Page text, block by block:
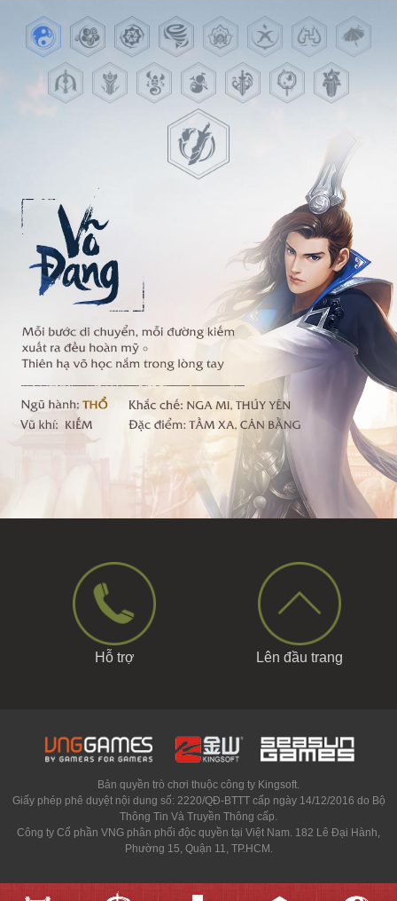
Hỗ trợ Lên đầu trang
Bản quyền trò chơi thuộc công ty Kingsoft.
Giấy phép phê duyệt nội dung số: 2220/QĐ-BTTT cấp ngày 14/12/2016 do Bộ
Thông Tin Và Truyền Thông cấp.
Công ty Cổ phần VNG phân phối độc quyền tại Việt Nam. 182 Lê Đại Hành,
Phường 15, Quận 11, TP.HCM.